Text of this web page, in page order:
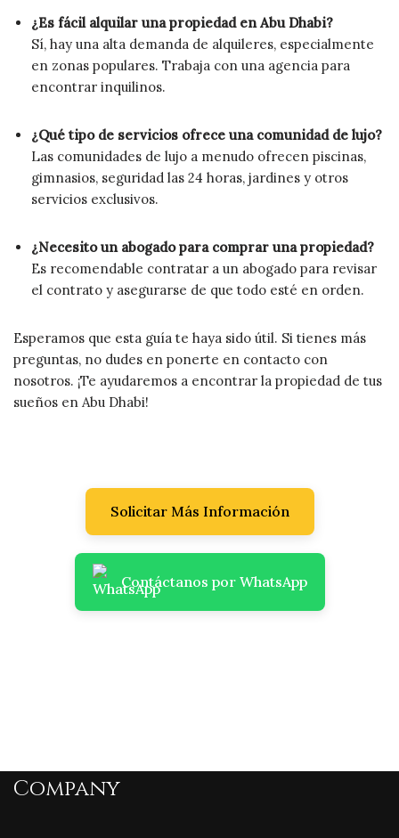
¿Es fácil alquilar una propiedad en Abu Dhabi?
Sí, hay una alta demanda de alquileres, especialmente
en zonas populares. Trabaja con una agencia para
encontrar inquilinos.
¿Qué tipo de servicios ofrece una comunidad de lujo?
Las comunidades de lujo a menudo ofrecen piscinas,
gimnasios, seguridad las 24 horas, jardines y otros
servicios exclusivos.
¿Necesito un abogado para comprar una propiedad?
Es recomendable contratar a un abogado para revisar
el contrato y asegurarse de que todo esté en orden.
Esperamos que esta guía te haya sido útil. Si tienes más
preguntas, no dudes en ponerte en contacto con
nosotros. ¡Te ayudaremos a encontrar la propiedad de tus
sueños en Abu Dhabi!
Solicitar Más Información
Contáctanos por WhatsApp
Company